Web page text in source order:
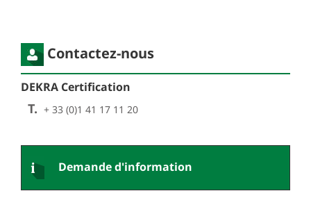
Contactez-nous
DEKRA Certification
T. + 33 (0)1 41 17 11 20
Demande d'information